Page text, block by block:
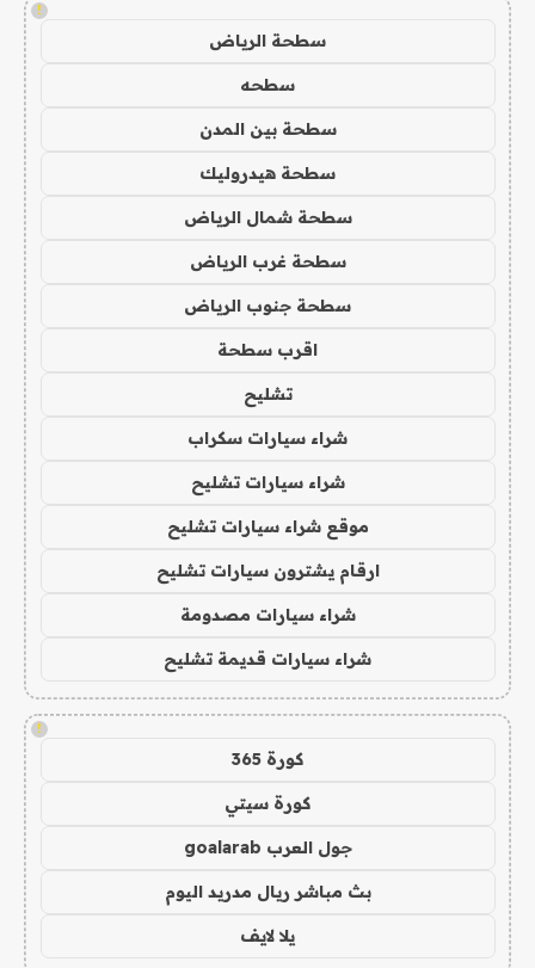
!
سطحة الرياض
سطحه
سطحة بين المدن
سطحة هيدروليك
سطحة شمال الرياض
سطحة غرب الرياض
سطحة جنوب الرياض
اقرب سطحة
تشليح
شراء سيارات سكراب
شراء سيارات تشليح
موقع شراء سيارات تشليح
ارقام يشترون سيارات تشليح
شراء سيارات مصدومة
شراء سيارات قديمة تشليح
!
كورة 365
كورة سيتي
جول العرب goalarab
بث مباشر ريال مدريد اليوم
يلا لايف